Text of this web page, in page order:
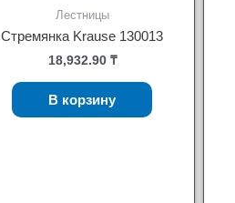
Лестницы
Стремянка Krause 130013
18,932.90 ₸
В корзину